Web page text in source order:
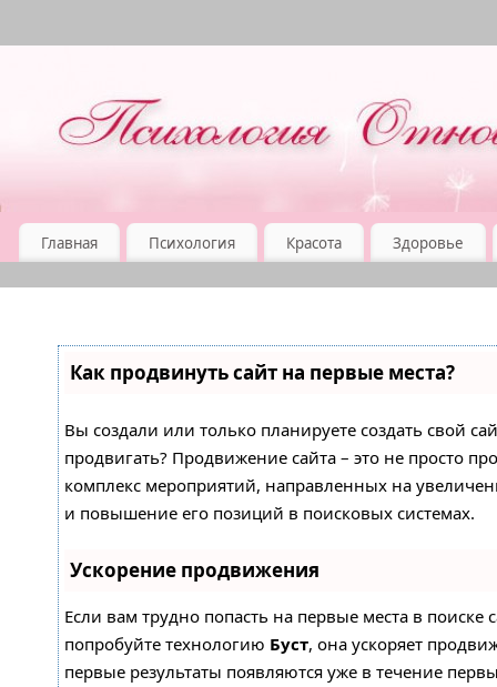
Главная Психология Красота Здоровье
Как продвинуть сайт на первые места?
Вы создали или только планируете создать свой
продвигать? Продвижение сайта – это не просто
комплекс мероприятий, направленных на
и повышение его позиций в поисковых системах.
Ускорение продвижения
Если вам трудно попасть на первые места в поиске
попробуйте технологию Буст, она ускоряет
первые результаты появляются уже в течение